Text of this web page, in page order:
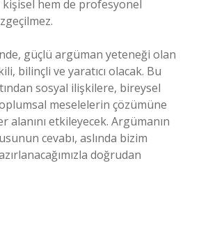
hem de profesyonel
güçlü argüman yeteneği olan
bilinçli ve yaratıcı olacak. Bu
sosyal ilişkilere, bireysel
meselelerin çözümüne
alanını etkileyecek. Argümanın
cevabı, aslında bizim
doğrudan